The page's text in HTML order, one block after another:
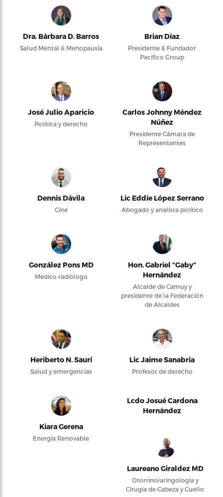
Dra. Bárbara D. Barros
Salud Mental & Menopausia
Brian Díaz
Presidente & Fundador
Pacifico Group
José Julio Aparicio
Política y derecho
Carlos Johnny Méndez
Núñez
Presidente Cámara de
Representantes
Dennis Dávila
Cine
Lic Eddie López Serrano
Abogado y analista político
González Pons MD
Médico radiólogo
Hon. Gabriel “Gaby”
Hernández
Alcalde de Camuy y
presidente de la Federación
de Alcaldes
Heriberto N. Saurí
Salud y emergencias
Lic Jaime Sanabria
Profesor de derecho
Kiara Gerena
Energía Renovable
Lcdo Josué Cardona
Hernández
Laureano Giraldez MD
Otorrinolaringología y
Cirugía de Cabeza y Cuello